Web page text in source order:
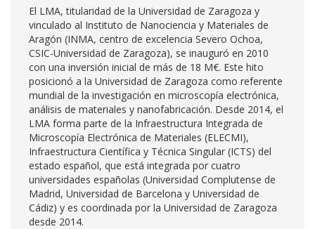
El LMA, titularidad de la Universidad de Zaragoza y
vinculado al Instituto de Nanociencia y Materiales de
Aragón (INMA, centro de excelencia Severo Ochoa,
CSIC-Universidad de Zaragoza), se inauguró en 2010
con una inversión inicial de más de 18 M€. Este hito
posicionó a la Universidad de Zaragoza como referente
mundial de la investigación en microscopía electrónica,
análisis de materiales y nanofabricación. Desde 2014, el
LMA forma parte de la Infraestructura Integrada de
Microscopía Electrónica de Materiales (ELECMI),
Infraestructura Científica y Técnica Singular (ICTS) del
estado español, que está integrada por cuatro
universidades españolas (Universidad Complutense de
Madrid, Universidad de Barcelona y Universidad de
Cádiz) y es coordinada por la Universidad de Zaragoza
desde 2014.